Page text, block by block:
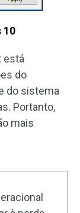
10
está
do
do sistema
Portanto,
mais